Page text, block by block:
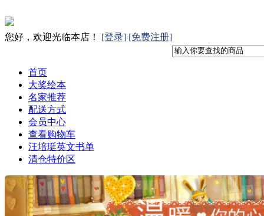
您好，欢迎光临本店！ [登录] [免费注册]
首页
大奖绘本
名家推荐
配送方式
会员中心
查看购物车
汪培珽英文书单
清仓特价区